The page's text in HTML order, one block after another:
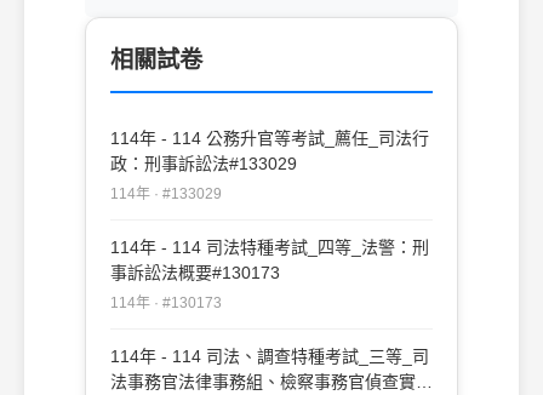
相關試卷
114年 - 114 公務升官等考試_薦任_司法行
政：刑事訴訟法#133029
114年 · #133029
114年 - 114 司法特種考試_四等_法警：刑
事訴訟法概要#130173
114年 · #130173
114年 - 114 司法、調查特種考試_三等_司
法事務官法律事務組、檢察事務官偵查實務